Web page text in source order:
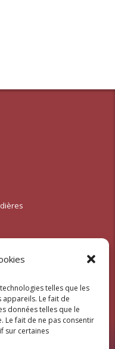
telles que les
Le fait de
données telles que le
Le fait de ne pas consentir
sur certaines